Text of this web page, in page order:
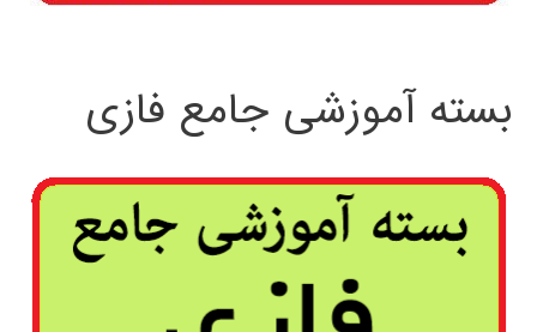
بسته آموزشی جامع فازی